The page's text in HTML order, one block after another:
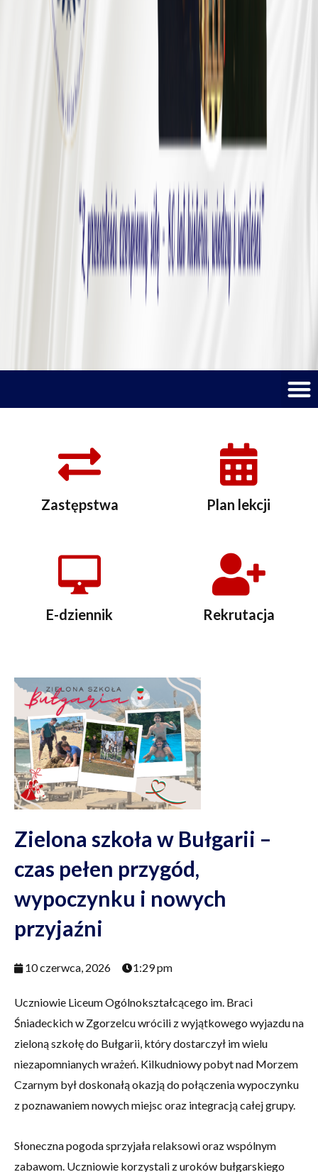
Zastępstwa Plan lekcji
E-dziennik Rekrutacja
Zielona szkoła w Bułgarii –
czas pełen przygód,
wypoczynku i nowych
przyjaźni
10 czerwca, 2026 1:29 pm
Uczniowie Liceum Ogólnokształcącego im. Braci
Śniadeckich w Zgorzelcu wrócili z wyjątkowego wyjazdu na
zieloną szkołę do Bułgarii, który dostarczył im wielu
niezapomnianych wrażeń. Kilkudniowy pobyt nad Morzem
Czarnym był doskonałą okazją do połączenia wypoczynku
z poznawaniem nowych miejsc oraz integracją całej grupy.
Słoneczna pogoda sprzyjała relaksowi oraz wspólnym
zabawom. Uczniowie korzystali z uroków bułgarskiego